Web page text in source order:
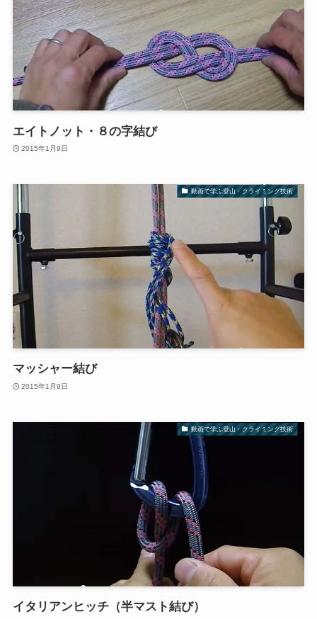
エイトノット・８の字結び
2015年1月9日
動画で学ぶ登山・クライミング技術
マッシャー結び
2015年1月9日
動画で学ぶ登山・クライミング技術
イタリアンヒッチ（半マスト結び）